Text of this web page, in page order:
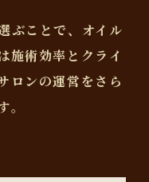
ぶことで、オイル
施術効率とクライ
ロンの運営をさら